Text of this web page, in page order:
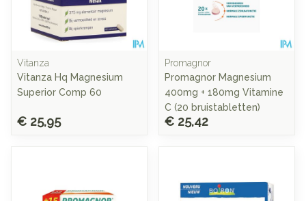
Vitanza
Vitanza Hq Magnesium
Superior Comp 60
€ 25,95
Promagnor
Promagnor Magnesium
400mg + 180mg Vitamine
C (20 bruistabletten)
€ 25,42